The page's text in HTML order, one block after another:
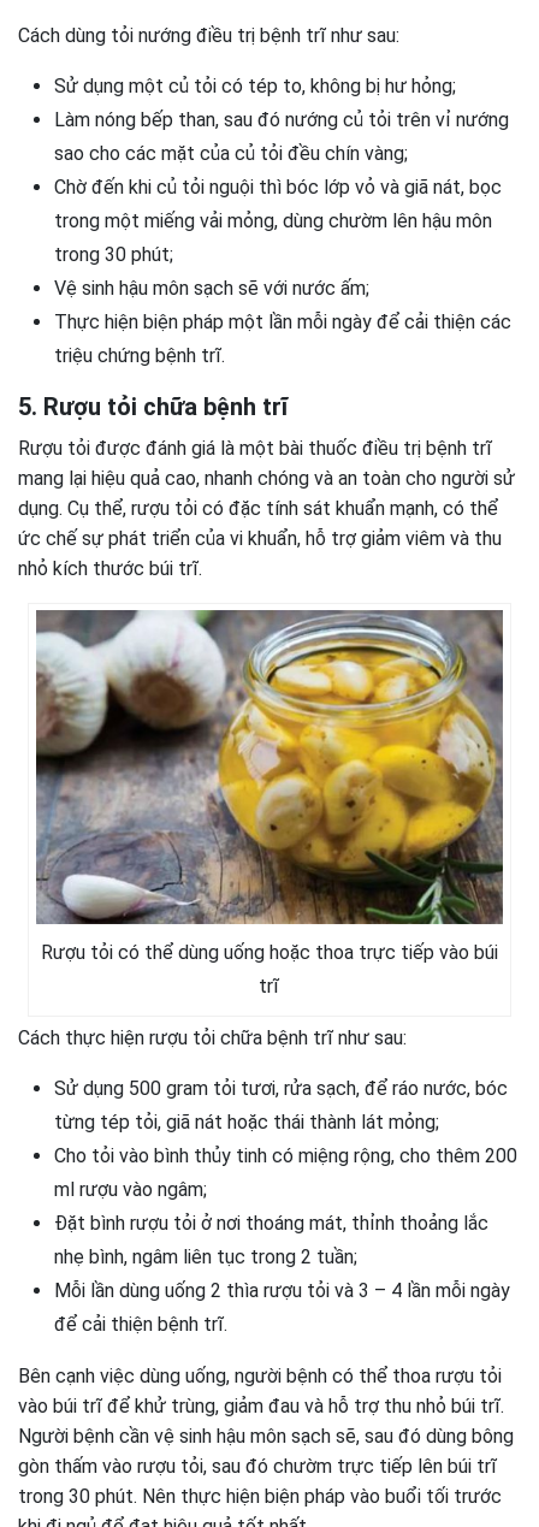
Cách dùng tỏi nướng điều trị bệnh trĩ như sau:
Sử dụng một củ tỏi có tép to, không bị hư hỏng;
Làm nóng bếp than, sau đó nướng củ tỏi trên vỉ nướng
sao cho các mặt của củ tỏi đều chín vàng;
Chờ đến khi củ tỏi nguội thì bóc lớp vỏ và giã nát, bọc
trong một miếng vải mỏng, dùng chườm lên hậu môn
trong 30 phút;
Vệ sinh hậu môn sạch sẽ với nước ấm;
Thực hiện biện pháp một lần mỗi ngày để cải thiện các
triệu chứng bệnh trĩ.
5. Rượu tỏi chữa bệnh trĩ
Rượu tỏi được đánh giá là một bài thuốc điều trị bệnh trĩ
mang lại hiệu quả cao, nhanh chóng và an toàn cho người sử
dụng. Cụ thể, rượu tỏi có đặc tính sát khuẩn mạnh, có thể
ức chế sự phát triển của vi khuẩn, hỗ trợ giảm viêm và thu
nhỏ kích thước búi trĩ.
Rượu tỏi có thể dùng uống hoặc thoa trực tiếp vào búi
trĩ
Cách thực hiện rượu tỏi chữa bệnh trĩ như sau:
Sử dụng 500 gram tỏi tươi, rửa sạch, để ráo nước, bóc
từng tép tỏi, giã nát hoặc thái thành lát mỏng;
Cho tỏi vào bình thủy tinh có miệng rộng, cho thêm 200
ml rượu vào ngâm;
Đặt bình rượu tỏi ở nơi thoáng mát, thỉnh thoảng lắc
nhẹ bình, ngâm liên tục trong 2 tuần;
Mỗi lần dùng uống 2 thìa rượu tỏi và 3 – 4 lần mỗi ngày
để cải thiện bệnh trĩ.
Bên cạnh việc dùng uống, người bệnh có thể thoa rượu tỏi
vào búi trĩ để khử trùng, giảm đau và hỗ trợ thu nhỏ búi trĩ.
Người bệnh cần vệ sinh hậu môn sạch sẽ, sau đó dùng bông
gòn thấm vào rượu tỏi, sau đó chườm trực tiếp lên búi trĩ
trong 30 phút. Nên thực hiện biện pháp vào buổi tối trước